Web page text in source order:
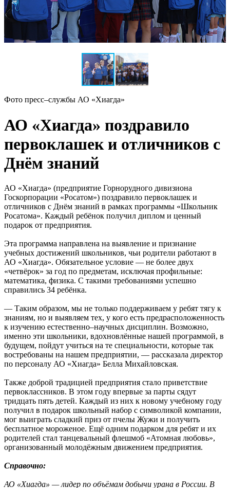
Фото пресс–службы АО «Хиагда»
АО «Хиагда» поздравило
первоклашек и отличников с
Днём знаний
АО «Хиагда» (предприятие Горнорудного дивизиона
Госкорпорации «Росатом») поздравило первоклашек и
отличников с Днём знаний в рамках программы «Школьник
Росатома». Каждый ребёнок получил диплом и ценный
подарок от предприятия.
Эта программа направлена на выявление и признание
учебных достижений школьников, чьи родители работают в
АО «Хиагда». Обязательное условие — не более двух
«четвёрок» за год по предметам, исключая профильные:
математика, физика. С такими требованиями успешно
справились 34 ребёнка.
— Таким образом, мы не только поддерживаем у ребят тягу к
знаниям, но и выявляем тех, у кого есть предрасположенность
к изучению естественно–научных дисциплин. Возможно,
именно эти школьники, вдохновлённые нашей программой, в
будущем, пойдут учиться на те специальности, которые так
востребованы на нашем предприятии, — рассказала директор
по персоналу АО «Хиагда» Белла Михайловская.
Также доброй традицией предприятия стало приветствие
первоклассников. В этом году впервые за парты сядут
тридцать пять детей. Каждый из них к новому учебному году
получил в подарок школьный набор с символикой компании,
мог выиграть сладкий приз от пчелы Жужи и получить
бесплатное мороженое. Ещё одним подарком для ребят и их
родителей стал танцевальный флешмоб «Атомная любовь»,
организованный молодёжным движением предприятия.
Справочно:
АО «Хиагда» — лидер по объёмам добычи урана в России. В